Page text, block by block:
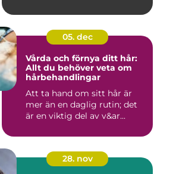
05. dec
Vårda och förnya ditt hår:
Allt du behöver veta om
hårbehandlingar
Att ta hand om sitt hår är
mer än en daglig rutin; det
är en viktig del av v&ar...
28. nov